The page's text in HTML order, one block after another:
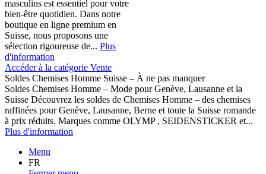
masculins est essentiel pour votre
bien-être quotidien. Dans notre
boutique en ligne premium en
Suisse, nous proposons une
sélection rigoureuse de... Plus
d'information
Accéder à la catégorie Vente
Soldes Chemises Homme Suisse – À ne pas manquer
Soldes Chemises Homme – Mode pour Genève, Lausanne et la
Suisse Découvrez les soldes de Chemises Homme – des chemises
raffinées pour Genève, Lausanne, Berne et toute la Suisse romande
à prix réduits. Marques comme OLYMP , SEIDENSTICKER et...
Plus d'information
Menu
FR